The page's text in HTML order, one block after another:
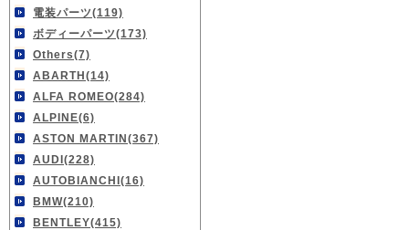
電装パーツ(119)
ボディーパーツ(173)
Others(7)
ABARTH(14)
ALFA ROMEO(284)
ALPINE(6)
ASTON MARTIN(367)
AUDI(228)
AUTOBIANCHI(16)
BMW(210)
BENTLEY(415)